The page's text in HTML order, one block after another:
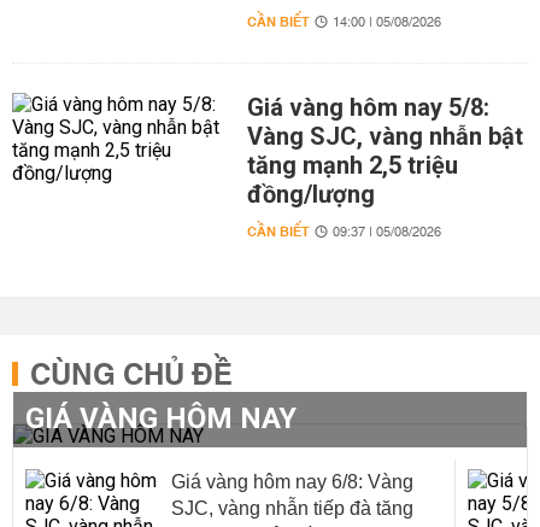
CẦN BIẾT 14:00 | 05/08/2026
Giá vàng hôm nay 5/8:
Vàng SJC, vàng nhẫn bật
tăng mạnh 2,5 triệu
đồng/lượng
CẦN BIẾT 09:37 | 05/08/2026
CÙNG CHỦ ĐỀ
GIÁ VÀNG HÔM NAY
Giá vàng hôm nay 6/8: Vàng
SJC, vàng nhẫn tiếp đà tăng